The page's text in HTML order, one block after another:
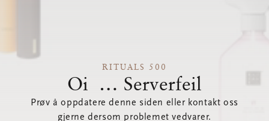
RITUALS 500
Oi … Serverfeil
Prøv å oppdatere denne siden eller kontakt oss
gjerne dersom problemet vedvarer.